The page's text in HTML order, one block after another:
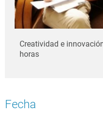
Creatividad e
horas
Fecha